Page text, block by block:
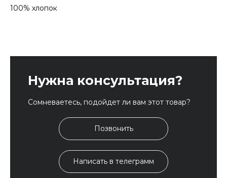
100% хлопок
Нужна консультация?
Сомневаетесь, подойдет ли вам этот товар?
Позвонить
Написать в телеграмм